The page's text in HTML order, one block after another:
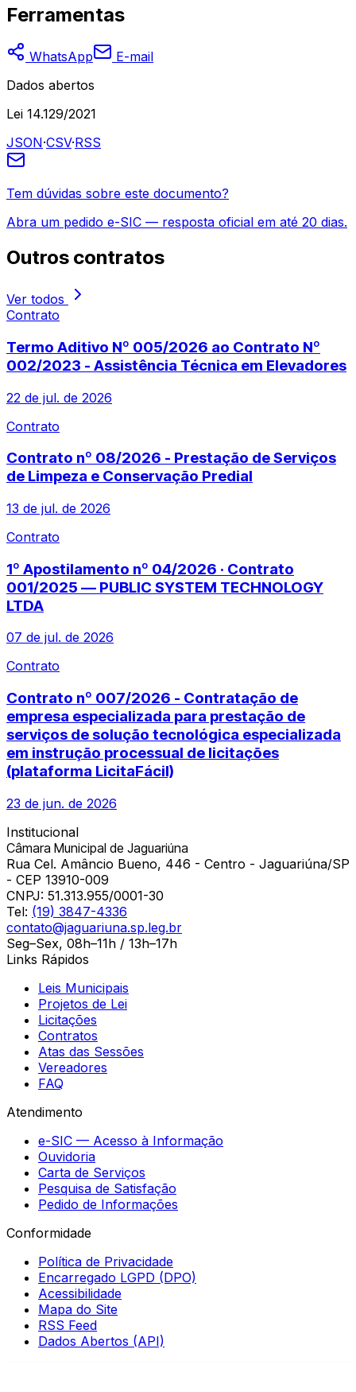
Ferramentas
WhatsApp
E-mail
Dados abertos
Lei 14.129/2021
JSON·CSV·RSS
Tem dúvidas sobre este documento?
Abra um pedido e-SIC — resposta oficial em até 20 dias.
Outros contratos
Ver todos
Contrato
Termo Aditivo Nº 005/2026 ao Contrato Nº
002/2023 - Assistência Técnica em Elevadores
22 de jul. de 2026
Contrato
Contrato nº 08/2026 - Prestação de Serviços
de Limpeza e Conservação Predial
13 de jul. de 2026
Contrato
1º Apostilamento nº 04/2026 · Contrato
001/2025 — PUBLIC SYSTEM TECHNOLOGY
LTDA
07 de jul. de 2026
Contrato
Contrato nº 007/2026 - Contratação de
empresa especializada para prestação de
serviços de solução tecnológica especializada
em instrução processual de licitações
(plataforma LicitaFácil)
23 de jun. de 2026
Institucional
Câmara Municipal de Jaguariúna
Rua Cel. Amâncio Bueno, 446 - Centro - Jaguariúna/SP
- CEP 13910-009
CNPJ: 51.313.955/0001-30
Tel: (19) 3847-4336
contato@jaguariuna.sp.leg.br
Seg–Sex, 08h–11h / 13h–17h
Links Rápidos
Leis Municipais
Projetos de Lei
Licitações
Contratos
Atas das Sessões
Vereadores
FAQ
Atendimento
e-SIC — Acesso à Informação
Ouvidoria
Carta de Serviços
Pesquisa de Satisfação
Pedido de Informações
Conformidade
Política de Privacidade
Encarregado LGPD (DPO)
Acessibilidade
Mapa do Site
RSS Feed
Dados Abertos (API)